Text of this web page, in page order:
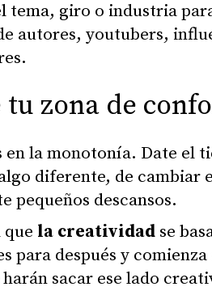
tema, giro o industria
autores, youtubers,
tu zona de
en la monotonía. Date el
diferente, de cambiar
pequeños descansos.
que la creatividad se
para después y
sacar ese lado